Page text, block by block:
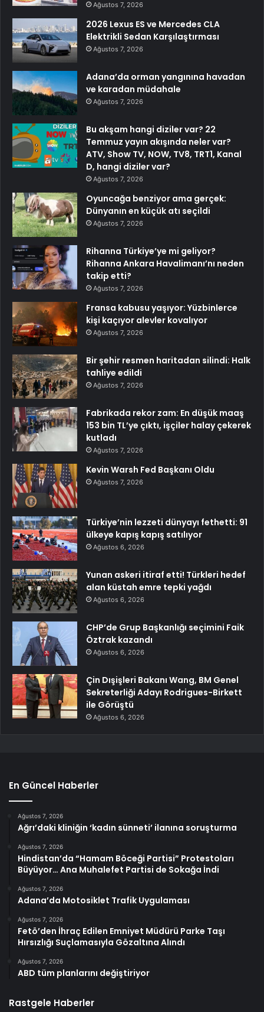
Ağustos 7, 2026
2026 Lexus ES ve Mercedes CLA
Elektrikli Sedan Karşılaştırması
Ağustos 7, 2026
Adana’da orman yangınına havadan
ve karadan müdahale
Ağustos 7, 2026
Bu akşam hangi diziler var? 22
Temmuz yayın akışında neler var?
ATV, Show TV, NOW, TV8, TRT1, Kanal
D, hangi diziler var?
Ağustos 7, 2026
Oyuncağa benziyor ama gerçek:
Dünyanın en küçük atı seçildi
Ağustos 7, 2026
Rihanna Türkiye’ye mi geliyor?
Rihanna Ankara Havalimanı’nı neden
takip etti?
Ağustos 7, 2026
Fransa kabusu yaşıyor: Yüzbinlerce
kişi kaçıyor alevler kovalıyor
Ağustos 7, 2026
Bir şehir resmen haritadan silindi: Halk
tahliye edildi
Ağustos 7, 2026
Fabrikada rekor zam: En düşük maaş
153 bin TL’ye çıktı, işçiler halay çekerek
kutladı
Ağustos 7, 2026
Kevin Warsh Fed Başkanı Oldu
Ağustos 7, 2026
Türkiye’nin lezzeti dünyayı fethetti: 91
ülkeye kapış kapış satılıyor
Ağustos 6, 2026
Yunan askeri itiraf etti! Türkleri hedef
alan küstah emre tepki yağdı
Ağustos 6, 2026
CHP’de Grup Başkanlığı seçimini Faik
Öztrak kazandı
Ağustos 6, 2026
Çin Dışişleri Bakanı Wang, BM Genel
Sekreterliği Adayı Rodrigues-Birkett
ile Görüştü
Ağustos 6, 2026
En Güncel Haberler
Ağustos 7, 2026
Ağrı’daki kliniğin ‘kadın sünneti’ ilanına soruşturma
Ağustos 7, 2026
Hindistan’da “Hamam Böceği Partisi” Protestoları
Büyüyor… Ana Muhalefet Partisi de Sokağa İndi
Ağustos 7, 2026
Adana’da Motosiklet Trafik Uygulaması
Ağustos 7, 2026
Fetö’den İhraç Edilen Emniyet Müdürü Parke Taşı
Hırsızlığı Suçlamasıyla Gözaltına Alındı
Ağustos 7, 2026
ABD tüm planlarını değiştiriyor
Rastgele Haberler